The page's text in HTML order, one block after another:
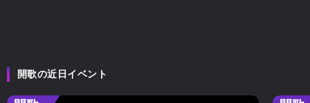
開歌の近日イベント